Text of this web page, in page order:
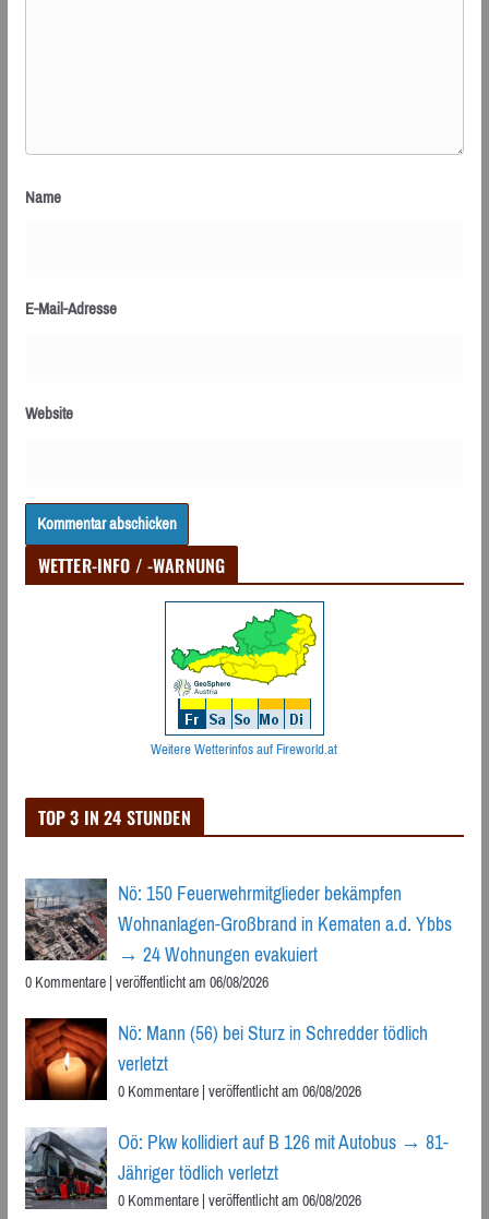
Name
E-Mail-Adresse
Website
WETTER-INFO / -WARNUNG
Weitere Wetterinfos auf Fireworld.at
TOP 3 IN 24 STUNDEN
Nö: 150 Feuerwehrmitglieder bekämpfen
Wohnanlagen-Großbrand in Kematen a.d. Ybbs
→ 24 Wohnungen evakuiert
0 Kommentare|veröffentlicht am 06/08/2026
Nö: Mann (56) bei Sturz in Schredder tödlich
verletzt
0 Kommentare|veröffentlicht am 06/08/2026
Oö: Pkw kollidiert auf B 126 mit Autobus → 81-
Jähriger tödlich verletzt
0 Kommentare|veröffentlicht am 06/08/2026